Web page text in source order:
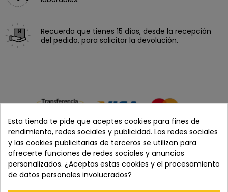
Recuerda que tienes 15 días, desde la recepción
del pedido, para solicitar la devolución.
DESCRIPCIÓN
Esta tienda te pide que aceptes cookies para fines de
rendimiento, redes sociales y publicidad. Las redes sociales
y las cookies publicitarias de terceros se utilizan para
ofrecerte funciones de redes sociales y anuncios
personalizados. ¿Aceptas estas cookies y el procesamiento
de datos personales involucrados?